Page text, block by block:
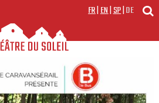
FR|EN|SP|DE